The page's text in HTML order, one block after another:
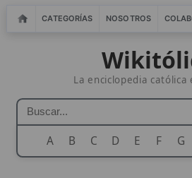
CATEGORÍAS NOSOTROS COLABORA
La enciclopedia católica en
A B C D E F G H